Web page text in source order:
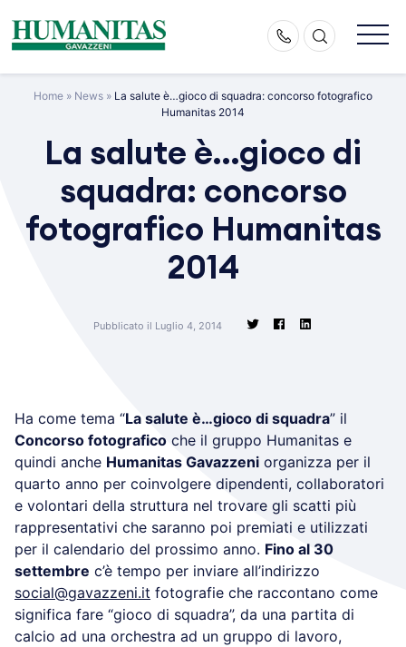
content
Home » News » La salute è…gioco di squadra: concorso fotografico
Humanitas 2014
La salute è…gioco di
squadra: concorso
fotografico Humanitas
2014
Pubblicato il Luglio 4, 2014
Ha come tema “La salute è…gioco di squadra” il
Concorso fotografico che il gruppo Humanitas e
quindi anche Humanitas Gavazzeni organizza per il
quarto anno per coinvolgere dipendenti, collaboratori
e volontari della struttura nel trovare gli scatti più
rappresentativi che saranno poi premiati e utilizzati
per il calendario del prossimo anno. Fino al 30
settembre c’è tempo per inviare all’indirizzo
social@gavazzeni.it fotografie che raccontano come
significa fare “gioco di squadra”, da una partita di
calcio ad una orchestra ad un gruppo di lavoro,